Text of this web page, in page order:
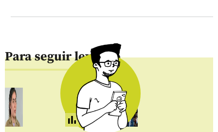
Para seguir leyendo